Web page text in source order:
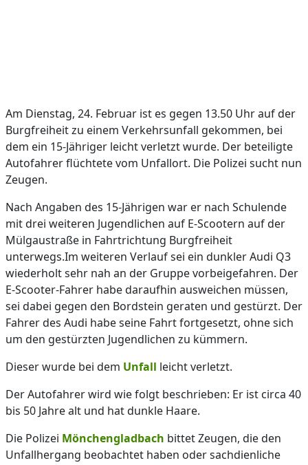
Am Dienstag, 24. Februar ist es gegen 13.50 Uhr auf der
Burgfreiheit zu einem Verkehrsunfall gekommen, bei
dem ein 15-Jähriger leicht verletzt wurde. Der beteiligte
Autofahrer flüchtete vom Unfallort. Die Polizei sucht nun
Zeugen.
Nach Angaben des 15-Jährigen war er nach Schulende
mit drei weiteren Jugendlichen auf E-Scootern auf der
Mülgaustraße in Fahrtrichtung Burgfreiheit
unterwegs.Im weiteren Verlauf sei ein dunkler Audi Q3
wiederholt sehr nah an der Gruppe vorbeigefahren. Der
E-Scooter-Fahrer habe daraufhin ausweichen müssen,
sei dabei gegen den Bordstein geraten und gestürzt. Der
Fahrer des Audi habe seine Fahrt fortgesetzt, ohne sich
um den gestürzten Jugendlichen zu kümmern.
Dieser wurde bei dem Unfall leicht verletzt.
Der Autofahrer wird wie folgt beschrieben: Er ist circa 40
bis 50 Jahre alt und hat dunkle Haare.
Die Polizei Mönchengladbach bittet Zeugen, die den
Unfallhergang beobachtet haben oder sachdienliche